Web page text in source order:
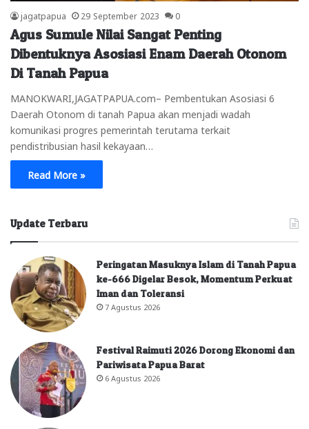
jagatpapua 29 September 2023 0
Agus Sumule Nilai Sangat Penting
Dibentuknya Asosiasi Enam Daerah Otonom
Di Tanah Papua
MANOKWARI,JAGATPAPUA.com– Pembentukan Asosiasi 6
Daerah Otonom di tanah Papua akan menjadi wadah
komunikasi progres pemerintah terutama terkait
pendistribusian hasil kekayaan…
Read More »
Update Terbaru
Peringatan Masuknya Islam di Tanah Papua
ke-666 Digelar Besok, Momentum Perkuat
Iman dan Toleransi
7 Agustus 2026
Festival Raimuti 2026 Dorong Ekonomi dan
Pariwisata Papua Barat
6 Agustus 2026